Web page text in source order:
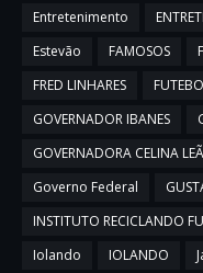
Entretenimento
Estevão
FAMOSOS
FRED LINHARES
GOVERNADOR IBANES
GOVERNADORA CELINA
Governo Federal
INSTITUTO RECICLANDO
Iolando
IOLANDO